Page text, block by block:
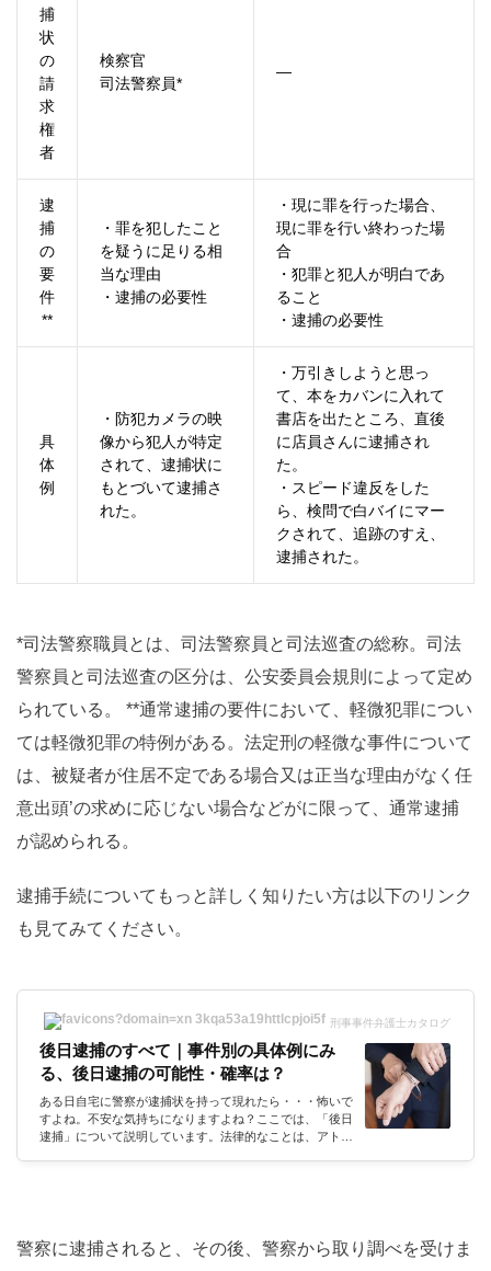
捕
状
の
請
求
権
者
検察官
司法警察員*
―
逮
捕
の
要
件
**
・罪を犯したこと
を疑うに足りる相
当な理由
・逮捕の必要性
・現に罪を行った場合、
現に罪を行い終わった場
合
・犯罪と犯人が明白であ
ること
・逮捕の必要性
具
体
例
・防犯カメラの映
像から犯人が特定
されて、逮捕状に
もとづいて逮捕さ
れた。
・万引きしようと思っ
て、本をカバンに入れて
書店を出たところ、直後
に店員さんに逮捕され
た。
・スピード違反をした
ら、検問で白バイにマー
クされて、追跡のすえ、
逮捕された。
*司法警察職員とは、司法警察員と司法巡査の総称。司法
警察員と司法巡査の区分は、公安委員会規則によって定め
られている。 **通常逮捕の要件において、軽微犯罪につい
ては軽微犯罪の特例がある。法定刑の軽微な事件について
は、被疑者が住居不定である場合又は正当な理由がなく任
意出頭’の求めに応じない場合などがに限って、通常逮捕
が認められる。
逮捕手続についてもっと詳しく知りたい方は以下のリンク
も見てみてください。
刑事事件弁護士カタログ
後日逮捕のすべて｜事件別の具体例にみ
る、後日逮捕の可能性・確率は？
ある日自宅に警察が逮捕状を持って現れたら・・・怖いで
すよね。不安な気持ちになりますよね？ここでは、「後日
逮捕」について説明しています。法律的なことは、アトム
捕されるから、後日逮捕？？刑事訴訟法199条1項には、
「検察官、検察事務官又は司法警...
警察に逮捕されると、その後、警察から取り調べを受けま